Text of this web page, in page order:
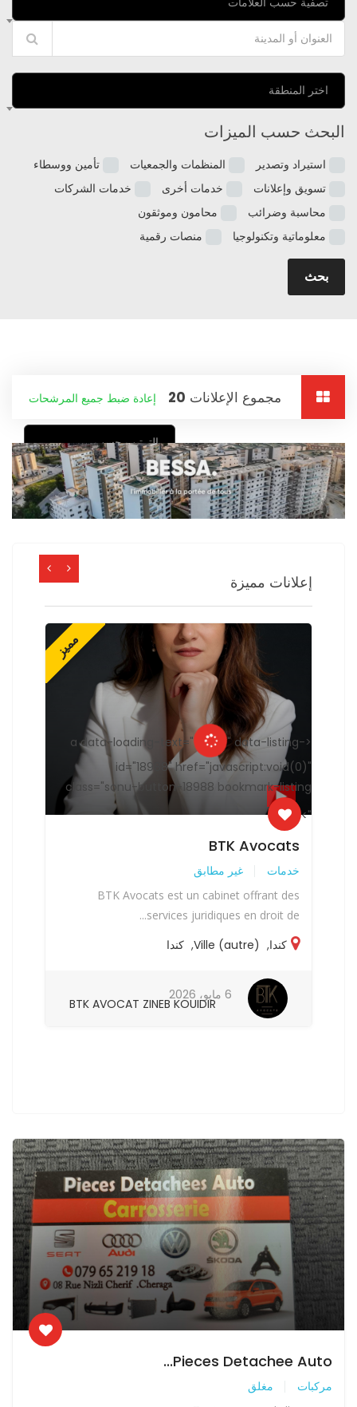
اختر المنطقة
البحث حسب الميزات
استيراد وتصدير المنظمات والجمعيات
تأمين ووسطاء
تسويق وإعلانات
خدمات أخرى
خدمات الشركات
محاسبة وضرائب
محامون وموثقون
معلوماتية وتكنولوجيا
منصات رقمية
مجموع الإعلانات 20 إعادة ضبط جميع المرشحات
الترتيب حسب
إعلانات مميزة
مميز
<a data-loading-text="
" data-listing-
id="18988" href="javascript:void(0)"
class="sonu-button-18988 bookmark-listing
">
BTK Avocats
خدمات غير مطابق
BTK Avocats est un cabinet offrant des
services juridiques en droit de...
كندا,
Ville (autre)
, كندا
BTK AVOCAT ZINEB KOUIDIR
6 مايو، 2026
Pieces Detachee Auto...
مركبات مغلق